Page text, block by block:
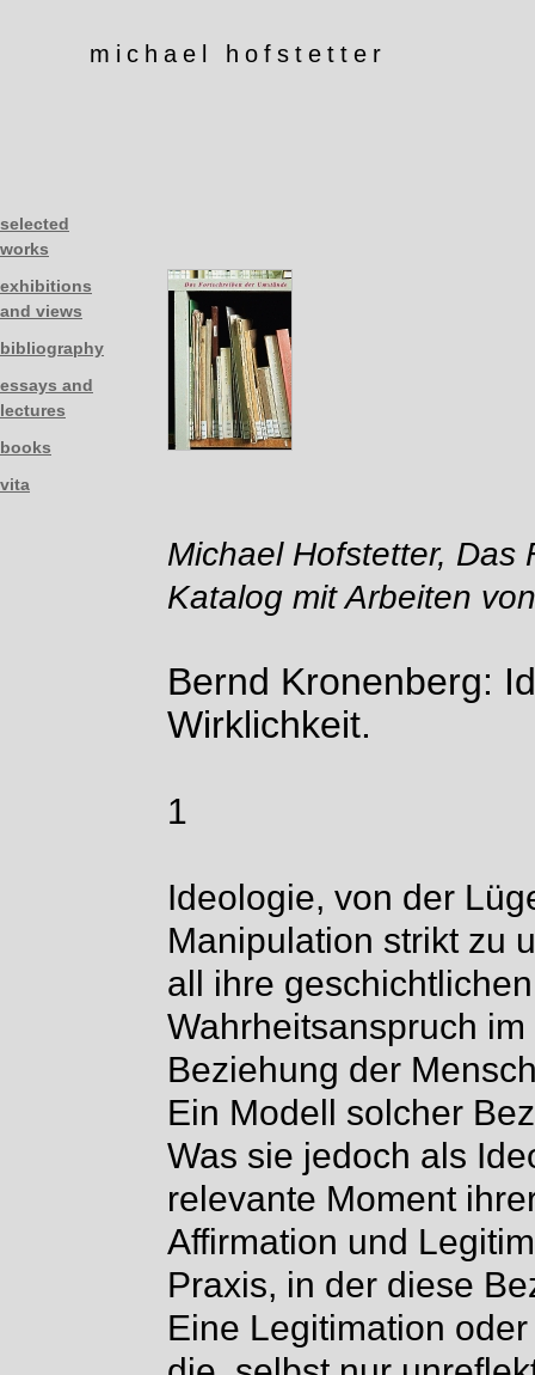
michael hofstetter
selected
works
exhibitions
and views
bibliography
essays and
lectures
books
vita
Michael Hofstetter, Das
Katalog mit Arbeiten
Bernd Kronenberg:
Wirklichkeit.
1
Ideologie, von der
Manipulation strikt zu
all ihre
Wahrheitsanspruch
Beziehung der
Ein Modell solcher
Was sie jedoch als
relevante Moment
Affirmation und
Praxis, in der diese
Eine Legitimation